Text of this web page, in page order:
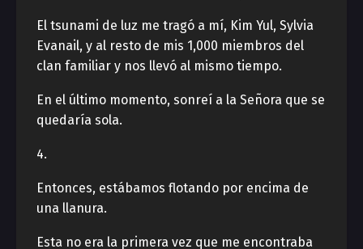
El tsunami de luz me tragó a mí, Kim Yul, Sylvia
Evanail, y al resto de mis 1,000 miembros del
clan familiar y nos llevó al mismo tiempo.
En el último momento, sonreí a la Señora que se
quedaría sola.
4.
Entonces, estábamos flotando por encima de
una llanura.
Esta no era la primera vez que me encontraba